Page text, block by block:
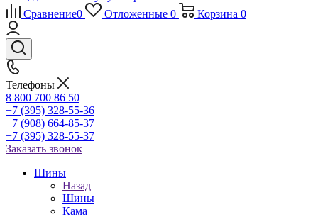
Сравнение0 Отложенные 0 Корзина 0
Телефоны
8 800 700 86 50
+7 (395) 328-55-36
+7 (908) 664-85-37
+7 (395) 328-55-37
Заказать звонок
Шины
Назад
Шины
Кама